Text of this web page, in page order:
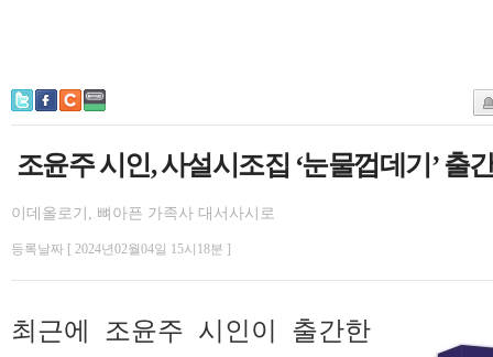
조윤주 시인, 사설시조집 ‘눈물껍데기’ 출
이데올로기, 뼈아픈 가족사 대서사시로
등록날짜 [ 2024년02월04일 15시18분 ]
최근에 조윤주 시인이 출간한